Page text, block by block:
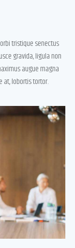
tristique senectus
gravida, ligula non
augue magna
at, lobortis tortor.